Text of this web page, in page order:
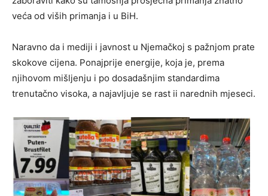
veća od viših primanja i u BiH.
Naravno da i mediji i javnost u Njemačkoj s pažnjom prate
skokove cijena. Ponajprije energije, koja je, prema
njihovom mišljenju i po dosadašnjim standardima
trenutačno visoka, a najavljuje se rast ii narednih mjeseci.